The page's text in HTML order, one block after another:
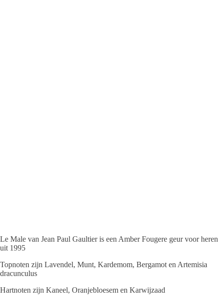
Le Male van Jean Paul Gaultier is een Amber Fougere geur voor heren
uit 1995
Topnoten zijn Lavendel, Munt, Kardemom, Bergamot en Artemisia
dracunculus
Hartnoten zijn Kaneel, Oranjebloesem en Karwijzaad